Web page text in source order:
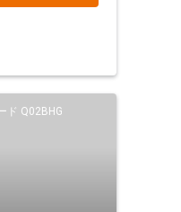
ド Q02BHG